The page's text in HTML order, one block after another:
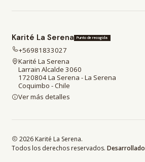
Karité La Serena Punto de recogida
+56981833027
Karité La Serena
Larrain Alcalde 3060
1720804 La Serena - La Serena
Coquimbo - Chile
Ver más detalles
2026 Karité La Serena.
Todos los derechos reservados.